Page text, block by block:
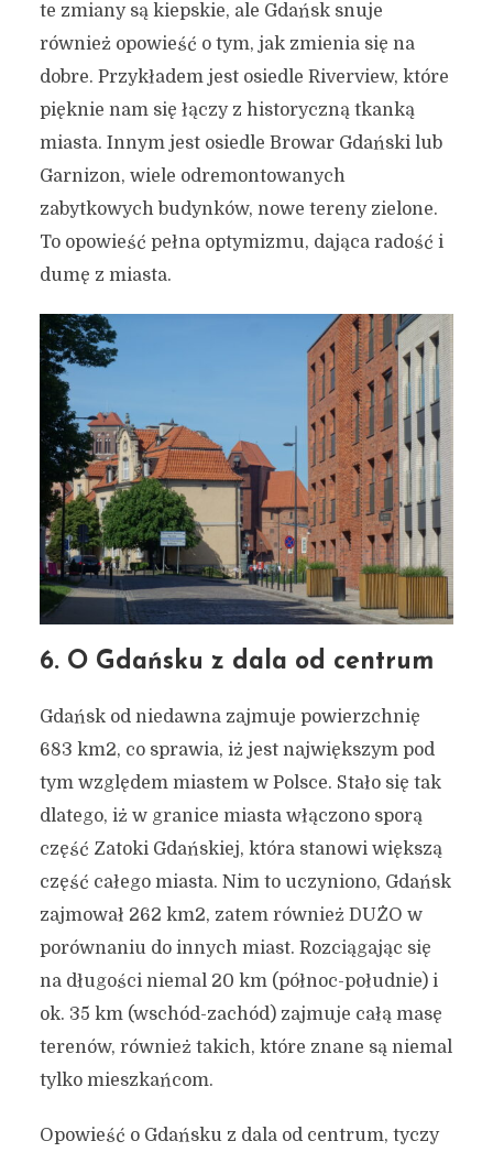
te zmiany są kiepskie, ale Gdańsk snuje
również opowieść o tym, jak zmienia się na
dobre. Przykładem jest osiedle Riverview, które
pięknie nam się łączy z historyczną tkanką
miasta. Innym jest osiedle Browar Gdański lub
Garnizon, wiele odremontowanych
zabytkowych budynków, nowe tereny zielone.
To opowieść pełna optymizmu, dająca radość i
dumę z miasta.
6. O Gdańsku z dala od centrum
Gdańsk od niedawna zajmuje powierzchnię
683 km2, co sprawia, iż jest największym pod
tym względem miastem w Polsce. Stało się tak
dlatego, iż w granice miasta włączono sporą
część Zatoki Gdańskiej, która stanowi większą
część całego miasta. Nim to uczyniono, Gdańsk
zajmował 262 km2, zatem również DUŻO w
porównaniu do innych miast. Rozciągając się
na długości niemal 20 km (północ-południe) i
ok. 35 km (wschód-zachód) zajmuje całą masę
terenów, również takich, które znane są niemal
tylko mieszkańcom.
Opowieść o Gdańsku z dala od centrum, tyczy